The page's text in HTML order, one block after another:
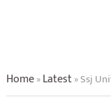
Home»Latest»Ssj